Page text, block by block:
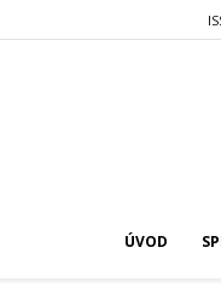
ÚVOD